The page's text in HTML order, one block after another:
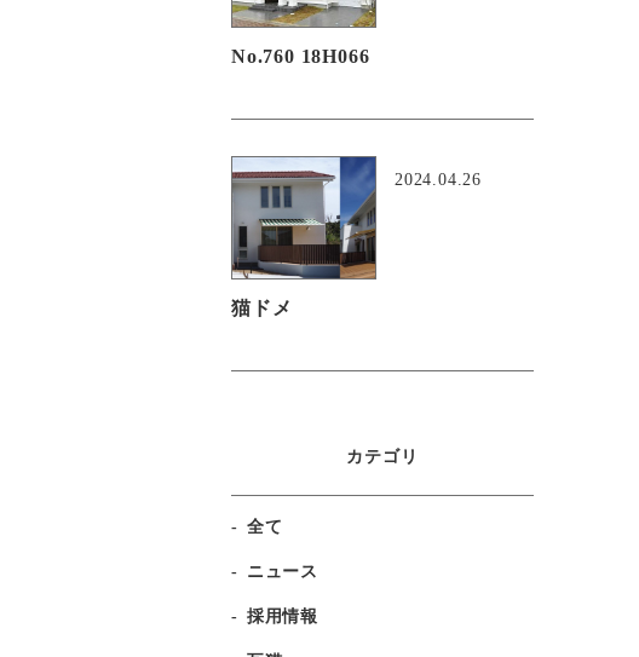
No.760 18H066
2024.04.26
猫ドメ
カテゴリ
全て
ニュース
採用情報